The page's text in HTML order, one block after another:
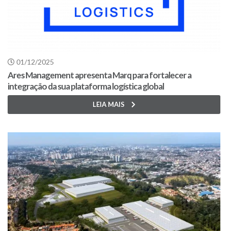
01/12/2025
Ares Management apresenta Marq para fortalecer a
integração da sua plataforma logística global
LEIA MAIS